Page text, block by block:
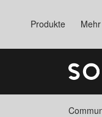
Produkte